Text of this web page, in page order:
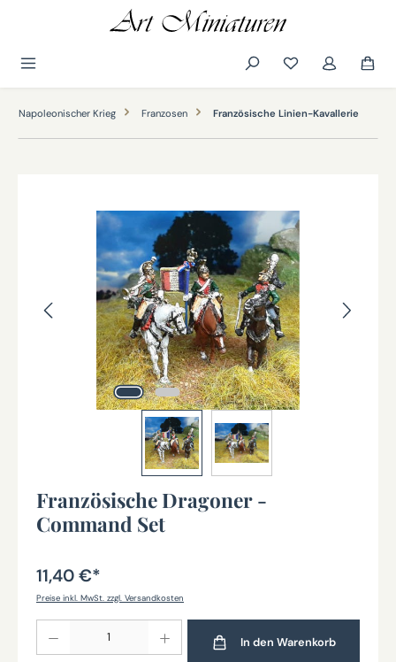
Napoleonischer Krieg Franzosen Französische Linien-Kavallerie
Bildergalerie überspringen
Französische Dragoner -
Command Set
11,40 €*
Preise inkl. MwSt. zzgl. Versandkosten
Produkt Anzahl: Gib den gewünschten Wert ein oder benutze die Schaltflächen um die
In den Warenkorb